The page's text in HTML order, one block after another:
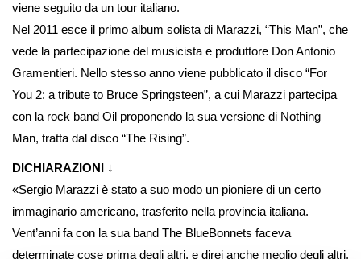
viene seguito da un tour italiano.
Nel 2011 esce il primo album solista di Marazzi, “This Man”, che
vede la partecipazione del musicista e produttore Don Antonio
Gramentieri. Nello stesso anno viene pubblicato il disco “For
You 2: a tribute to Bruce Springsteen”, a cui Marazzi partecipa
con la rock band Oil proponendo la sua versione di Nothing
Man, tratta dal disco “The Rising”.
DICHIARAZIONI ↓
«Sergio Marazzi è stato a suo modo un pioniere di un certo
immaginario americano, trasferito nella provincia italiana.
Vent’anni fa con la sua band The BlueBonnets faceva
determinate cose prima degli altri, e direi anche meglio degli altri,